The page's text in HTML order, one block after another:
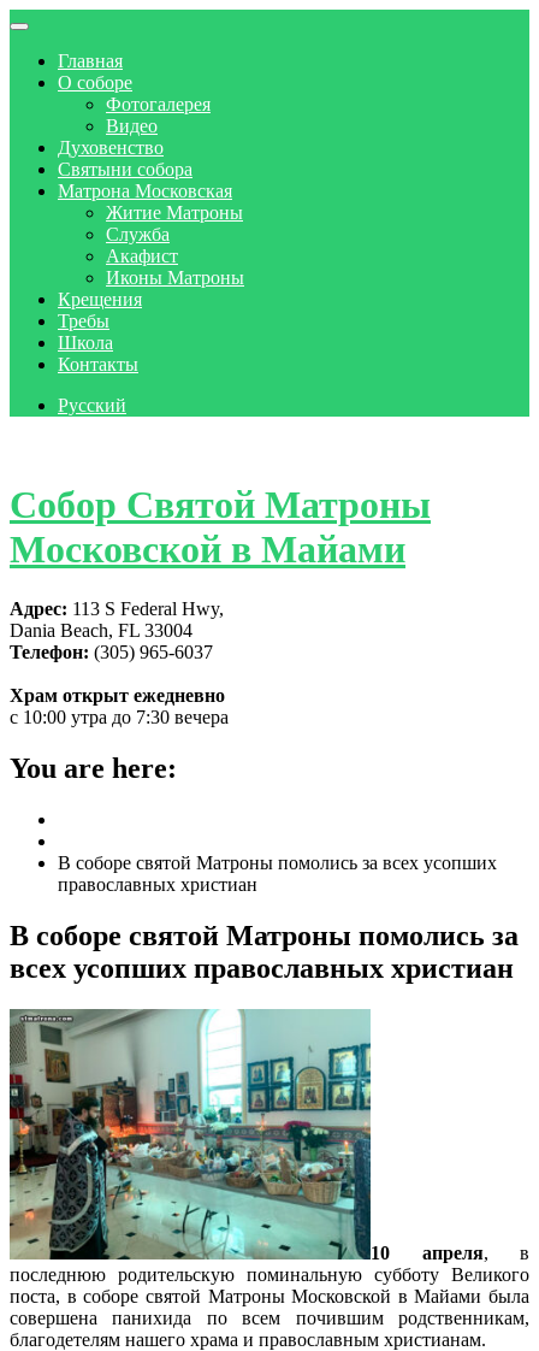
Главная
О соборе
Фотогалерея
Видео
Духовенство
Святыни собора
Матрона Московская
Житие Матроны
Служба
Акафист
Иконы Матроны
Крещения
Требы
Школа
Контакты
Русский
Собор Святой Матроны
Московской в Майами
Адрес: 113 S Federal Hwy,
Dania Beach, FL 33004
Телефон: (305) 965-6037
Храм открыт ежедневно
с 10:00 утра до 7:30 вечера
You are here:
В соборе святой Матроны помолись за всех усопших
православных христиан
В соборе святой Матроны помолись за
всех усопших православных христиан
10 апреля, в
последнюю родительскую поминальную субботу Великого
поста, в соборе святой Матроны Московской в Майами была
совершена панихида по всем почившим родственникам,
благодетелям нашего храма и православным христианам.